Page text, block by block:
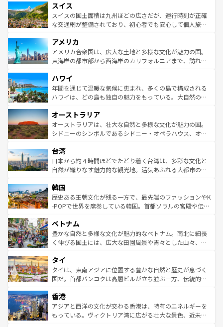
れる地方に足を運ぶとそれぞれで全く異なる文化を体験で
きるだろう。 なお、新着のフランス情報はコンテンツ一覧
を参照してほしい。
は、お酒好きな人にはぜひ体験してほしい。 なお、新着の
ドイツ情報はコンテンツ一覧を参照してほしい。
リアごとに異なる魅力がある。また、優雅なアフタヌーン
ティー、ビール好きにはたまらない英国パブ、サッカー観
戦など、本場だからこそできる体験も豊富。イギリスを旅
ンツ一覧を参照してほしい。
スイス
スイスの国土面積は九州ほどの広さだが、運行時刻が正確
な交通網が整備されており、初心者でも安心して個人旅行
の建物がそのまま残る町や、スイスならではのユニークな
博物館もあり、アルプス観光だけでなく町歩きも満喫する
ことができる。国民の所得が高いため物価も高いが、旅行
ば市内交通費無料で観光を楽しむこともできる。 なお、新
着のスイス情報はコンテンツ一覧 を参照してほしい。
アメリカ
アメリカ合衆国は、広大な土地と多様な文化が魅力の国。
東海岸の都市部から西海岸のカリフォルニアまで、訪れる
のような巨大都市は、観光、ショッピング、エンターテイ
ンメントが詰まった刺激的なスポットだ。一方、アメリカ
西部には大自然が広がり、グランドキャニオンやイエロー
部のニューオーリンズでは、音楽と美食が融合した独特の
文化が魅力。旅行者はアメリカの各地域で異なる魅力を楽
しみながら、その多様性と豊かな歴史を感じることができ
ならではの贅沢な旅のスタイルだ。 なお、新着のアメリカ
情報はコンテンツ一覧を参照してほしい。
ハワイ
年間を通じて温暖な気候に恵まれ、多くの島で構成される
ハワイは、どの島も独自の魅力をもっている。大自然の神
ワイ島は見逃せない。また、定番の観光地といえばオアフ
島だが、静かな自然を求めるならマウイ島やカウアイ島が
おすすめ。エメラルドグリーンに輝く海をはじめ、豊かな
れるおもてなしの心で訪れる人々を迎えてくれるハワイの
人々、おいしいローカルフードやハワイアンミュージッ
ク、伝統的なフラダンスなど、すべてがハワイの魅力を彩
ワイを、存分に味わってほしい。 なお、新着のハワイ情報
はコンテンツ一覧を参照してほしい。
オーストラリア
オーストラリアは、壮大な自然と多様な文化が魅力の国。
シドニーのシンボルであるシドニー・オペラハウス、オー
リアリーフや大陸中央部にそびえるウルル（エアーズロッ
ク）、タスマニアの美しい原生林やケアンズの熱帯雨林な
ど、見どころがたくさん。また、カフェやワイン、オージ
いる。アクティビティも充実しており、サーフィンやダイ
ビング、ハイキングなど、アウトドア好きにはたまらな
い。オーストラリアの多彩な魅力を存分に味わいつくそ
参照してほしい。
台湾
日本から約４時間ほどでたどり着く台湾は、多彩な文化と
自然が織りなす魅力的な観光地。活気あふれる大都市の台
ン）、静ひつな山岳地帯である台湾東部など、都市の喧騒
と山間の静けさが共存しており、訪れる人に新しい発見と
驚きをもたらしてくれる。また、奥深い台湾の食文化も魅
容にもいいと評判のスイーツなど、バラエティ豊かな料理
が味わえる。 なお、新着の台湾情報は コンテンツ一覧を参
照してほしい。
韓国
歴史ある王朝文化が残る一方で、最先端のファッションやK
-POPで世界を席巻している韓国。首都ソウルの宮殿や伝統
き、地方に足を延ばせば四季折々の自然美を楽しむことが
できる。そして、キムチや焼肉、絶品のストリートフード
まで、さまざまな韓国料理が待っている。夜には、韓国な
リティに包まれながら、韓国の多彩な魅力を心ゆくまで味
わってみてほしい。 なお、新着の韓国情報はコンテンツ一
覧を参照してほしい。
ベトナム
豊かな自然と多様な文化が魅力的なベトナム。南北に細長
く伸びる国土には、広大な田園風景や青々とした山々、世
急速な発展と共に伝統が息づく。ハノイの古い町並みやホ
ーチミン市のフランス統治時代の建物も、独特の雰囲気を
醸し出している。また、バラエティの豊かさとおいしさで
とつ。フォーやバインミー、ベトナムコーヒーなどは、ぜ
ひ現地で味わいたい。どの地域を訪れてもあたたかい人々
が旅行者を迎えてくれるので、きっと忘れられない旅にな
タイ
タイは、東南アジアに位置する豊かな自然と歴史が息づく
国だ。首都バンコクは高層ビルが立ち並ぶ一方、伝統的な
の活気が交差している。北部ではチェンマイなどの山岳地
帯で自然と触れ合い、南部ではプーケットやクラビの美し
いビーチでリゾート気分を楽しむことができる。タイ料理
香港
アジアと西洋の文化が交わる香港は、特有のエネルギーを
もっている。ヴィクトリア湾に広がる壮大な景色、近未来